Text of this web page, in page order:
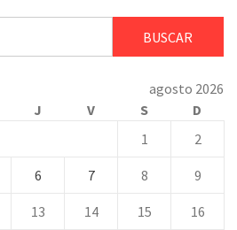
agosto 2026
J V S
D
1
2
6 7 8 9
13 14 15 16